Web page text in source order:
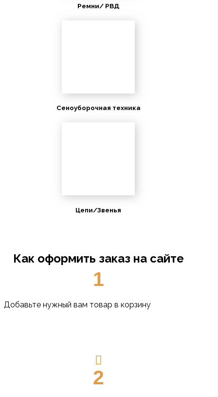
Ремни/ РВД
Сеноуборочная техника
Цепи/Звенья
Как оформить заказ на сайте
1
Добавьте нужный вам товар в корзину
2